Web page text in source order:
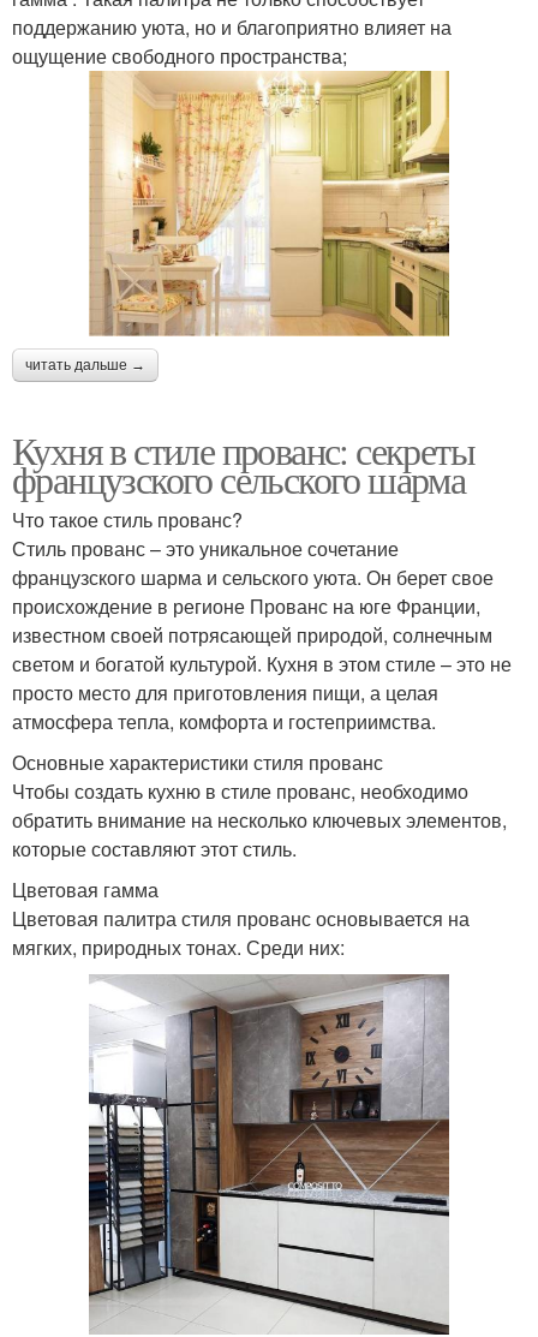
поддержанию уюта, но и благоприятно влияет на
ощущение свободного пространства;
читать дальше →
Кухня в стиле прованс: секреты
французского сельского шарма
Что такое стиль прованс?
Стиль прованс – это уникальное сочетание
французского шарма и сельского уюта. Он берет свое
происхождение в регионе Прованс на юге Франции,
известном своей потрясающей природой, солнечным
светом и богатой культурой. Кухня в этом стиле – это не
просто место для приготовления пищи, а целая
атмосфера тепла, комфорта и гостеприимства.
Основные характеристики стиля прованс
Чтобы создать кухню в стиле прованс, необходимо
обратить внимание на несколько ключевых элементов,
которые составляют этот стиль.
Цветовая гамма
Цветовая палитра стиля прованс основывается на
мягких, природных тонах. Среди них: